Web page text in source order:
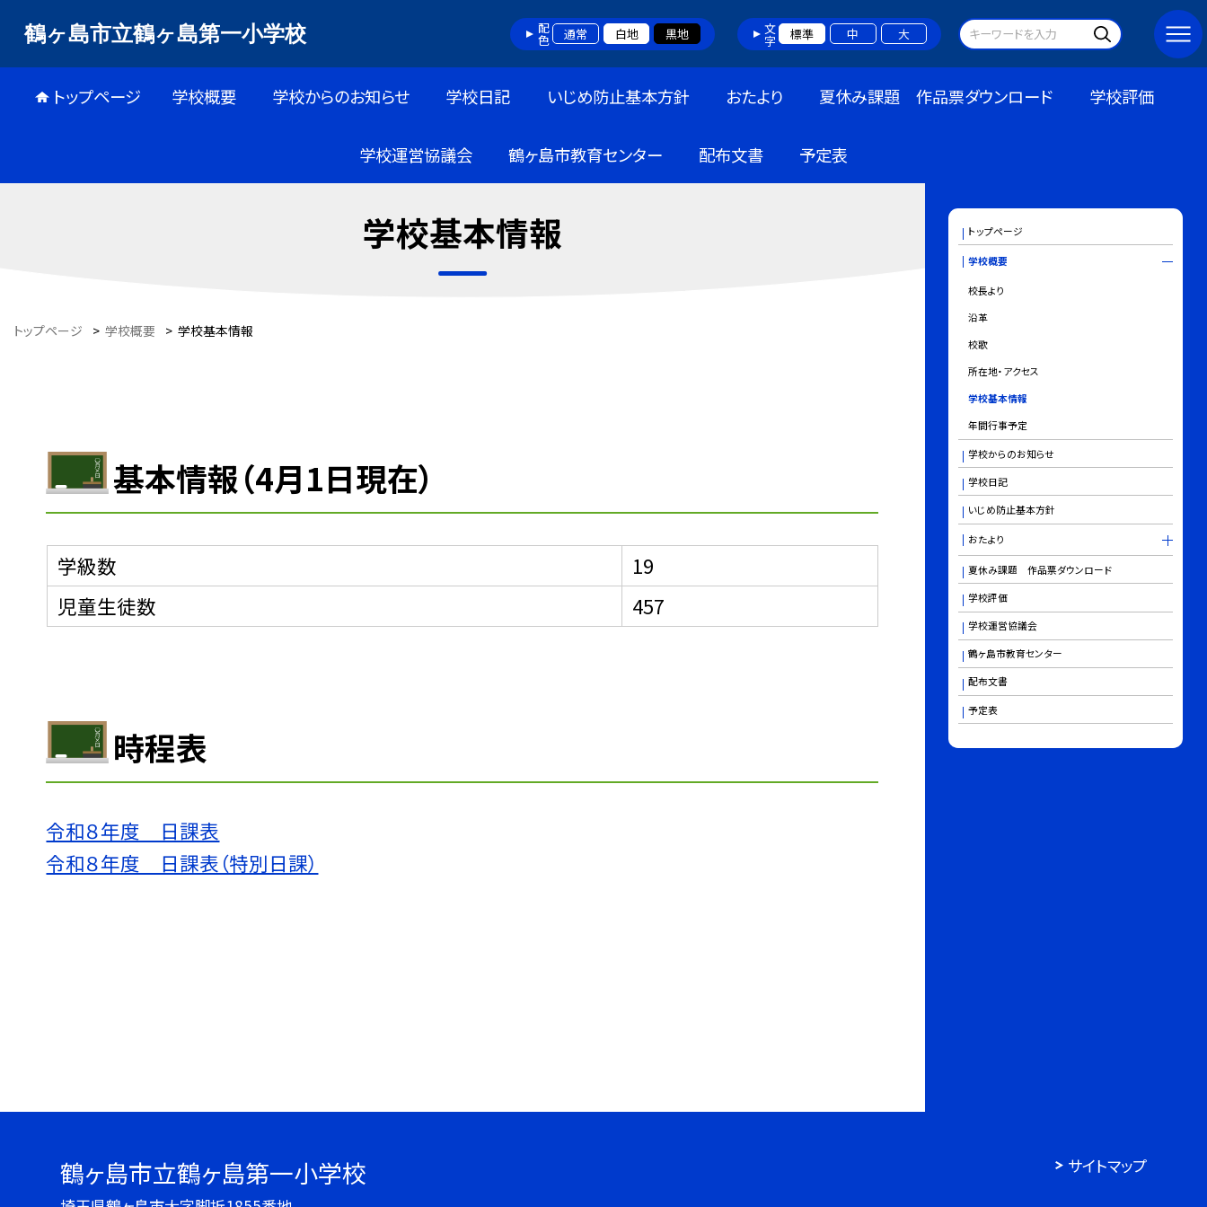
鶴ヶ島市立鶴ヶ島第一小学校 配色 通常 白地 黒地 文字 標準 中 大
トップページ 学校概要 学校からのお知らせ 学校日記 いじめ防止基本方針 おたより 夏休み課題 作品票ダウンロード 学校評価
学校運営協議会 鶴ヶ島市教育センター 配布文書 予定表
学校基本情報
トップページ > 学校概要 > 学校基本情報
基本情報（4月1日現在）
学級数
19
児童生徒数
457
時程表
令和８年度 日課表
令和８年度 日課表（特別日課）
トップページ
学校概要
校長より
沿革
校歌
所在地・アクセス
学校基本情報
年間行事予定
学校からのお知らせ
学校日記
いじめ防止基本方針
おたより
夏休み課題 作品票ダウンロード
学校評価
学校運営協議会
鶴ヶ島市教育センター
配布文書
予定表
鶴ヶ島市立鶴ヶ島第一小学校 サイトマップ